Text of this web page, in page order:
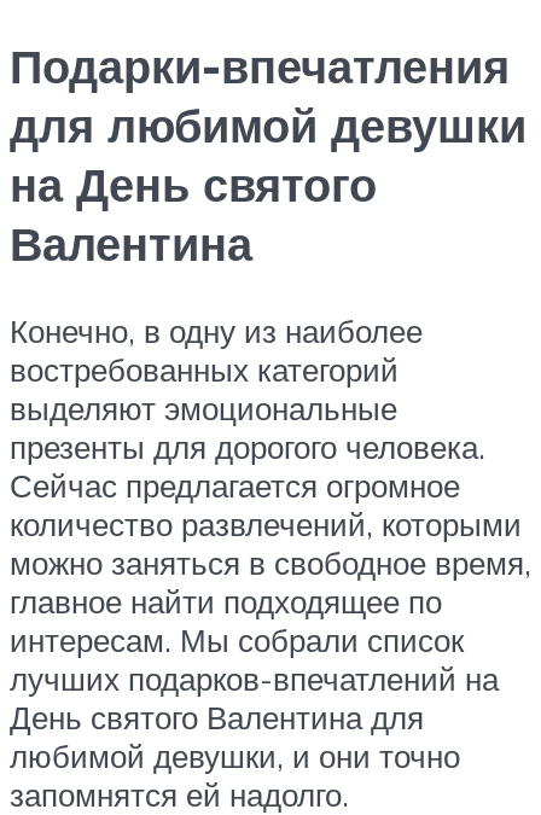
Подарки-впечатления
для любимой девушки
на День святого
Валентина
Конечно, в одну из наиболее
востребованных категорий
выделяют эмоциональные
презенты для дорогого человека.
Сейчас предлагается огромное
количество развлечений, которыми
можно заняться в свободное время,
главное найти подходящее по
интересам. Мы собрали список
лучших подарков-впечатлений на
День святого Валентина для
любимой девушки, и они точно
запомнятся ей надолго.